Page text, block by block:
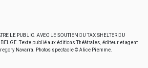
LE PUBLIC. AVEC LE SOUTIEN DU TAX SHELTER DU
BELGE. Texte publié aux éditions Théâtrales, éditeur et agent
Navarra. Photos spectacle © Alice Piemme.